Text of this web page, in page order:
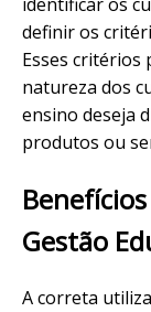
definir os
Esses critérios
natureza dos
ensino deseja
produtos ou
Gestão
A correta